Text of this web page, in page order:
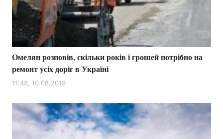
Омелян розповів, скільки років і грошей потрібно на
ремонт усіх доріг в Україні
11:48, 10.08.2019